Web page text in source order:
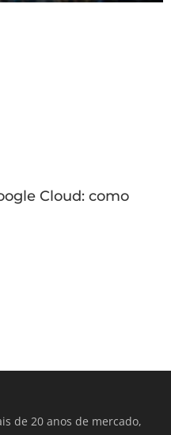
Cloud: como
de 20 anos de mercado,